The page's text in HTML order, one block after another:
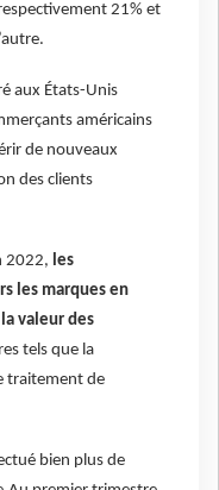
21% et
aux États-Unis
américains
de nouveaux
des clients
2022, les
les marques en
valeur des
tels que la
traitement de
bien plus de